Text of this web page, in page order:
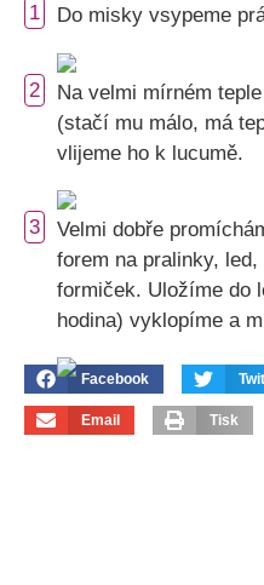
1 Do misky vsypeme
2
Na velmi mírném
(stačí mu málo, má
vlijeme ho k lucumě.
3
Velmi dobře
forem na pralinky,
formiček. Uložíme do
hodina) vyklopíme a
Facebook
Email Tisk